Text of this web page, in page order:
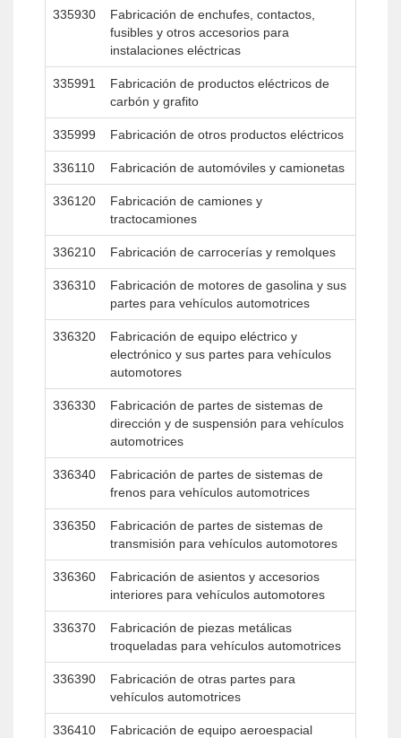
335930
Fabricación de enchufes, contactos,
fusibles y otros accesorios para
instalaciones eléctricas
335991
Fabricación de productos eléctricos de
carbón y grafito
335999 Fabricación de otros productos eléctricos
336110 Fabricación de automóviles y camionetas
336120
Fabricación de camiones y
tractocamiones
336210 Fabricación de carrocerías y remolques
336310
Fabricación de motores de gasolina y sus
partes para vehículos automotrices
336320
Fabricación de equipo eléctrico y
electrónico y sus partes para vehículos
automotores
336330
Fabricación de partes de sistemas de
dirección y de suspensión para vehículos
automotrices
336340
Fabricación de partes de sistemas de
frenos para vehículos automotrices
336350
Fabricación de partes de sistemas de
transmisión para vehículos automotores
336360
Fabricación de asientos y accesorios
interiores para vehículos automotores
336370
Fabricación de piezas metálicas
troqueladas para vehículos automotrices
336390
Fabricación de otras partes para
vehículos automotrices
336410 Fabricación de equipo aeroespacial